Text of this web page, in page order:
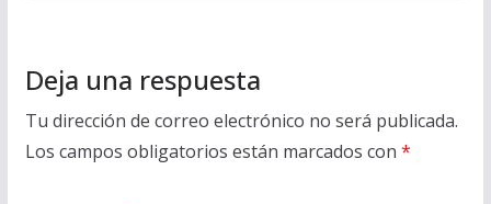
Deja una respuesta
Tu dirección de correo electrónico no será publicada.
Los campos obligatorios están marcados con *